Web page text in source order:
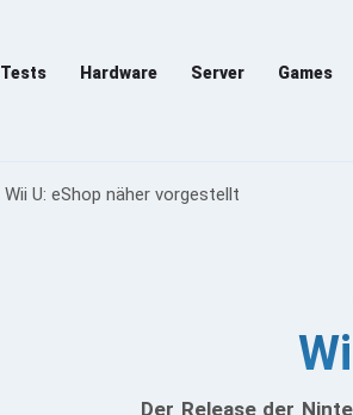
Tests Hardware Server Games
Wii U: eShop näher vorgestellt
Der Release der